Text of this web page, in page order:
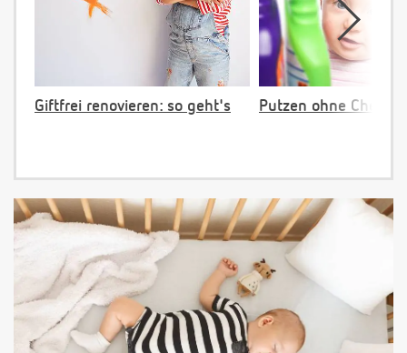
Giftfrei renovieren: so geht's Putzen ohne Chemie